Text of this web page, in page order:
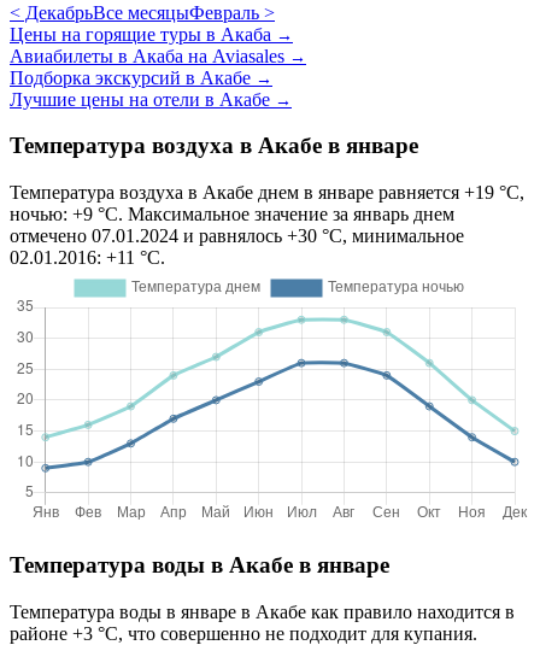
< ДекабрьВсе месяцыФевраль >
Цены на горящие туры в Акаба →
Авиабилеты в Акаба на Aviasales →
Подборка экскурсий в Акабе →
Лучшие цены на отели в Акабе →
Температура воздуха в Акабе в январе
Температура воздуха в Акабе днем в январе равняется +19 °C,
ночью: +9 °C. Максимальное значение за январь днем
отмечено 07.01.2024 и равнялось +30 °C, минимальное
02.01.2016: +11 °C.
Температура воды в Акабе в январе
Температура воды в январе в Акабе как правило находится в
районе +3 °C, что совершенно не подходит для купания.